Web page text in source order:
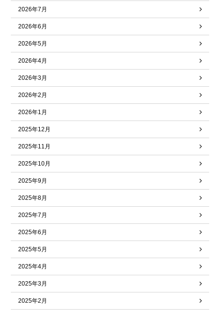
2026年7月
2026年6月
2026年5月
2026年4月
2026年3月
2026年2月
2026年1月
2025年12月
2025年11月
2025年10月
2025年9月
2025年8月
2025年7月
2025年6月
2025年5月
2025年4月
2025年3月
2025年2月